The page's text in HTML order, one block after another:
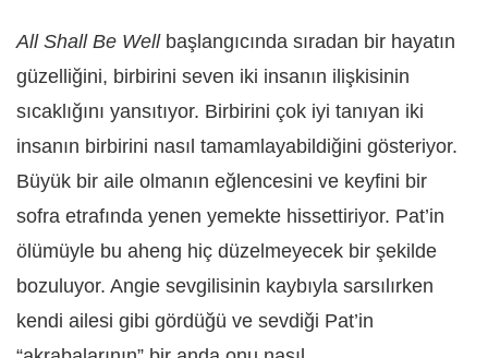
All Shall Be Wellbaşlangıcında sıradan bir hayatın
güzelliğini, birbirini seven iki insanın ilişkisinin
sıcaklığını yansıtıyor. Birbirini çok iyi tanıyan iki
insanın birbirini nasıl tamamlayabildiğini gösteriyor.
Büyük bir aile olmanın eğlencesini ve keyfini bir
sofra etrafında yenen yemekte hissettiriyor. Pat’in
ölümüyle bu aheng hiç düzelmeyecek bir şekilde
bozuluyor. Angie sevgilisinin kaybıyla sarsılırken
kendi ailesi gibi gördüğü ve sevdiği Pat’in